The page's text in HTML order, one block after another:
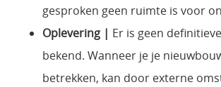
gesproken geen ruimte is voor
Oplevering | Er is geen
bekend. Wanneer je je
betrekken, kan door externe